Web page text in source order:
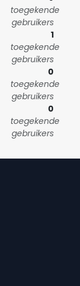
toegekende
gebruikers
1
toegekende
gebruikers
0
toegekende
gebruikers
0
toegekende
gebruikers